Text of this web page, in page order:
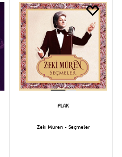
Zeki Müren - Seçmeler